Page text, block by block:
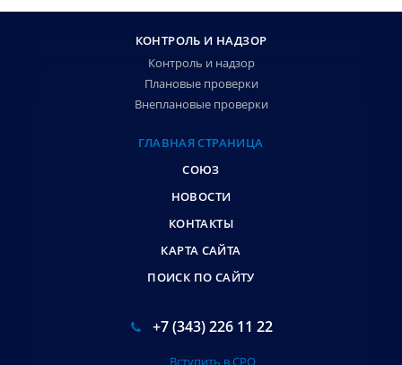
КОНТРОЛЬ И НАДЗОР
Контроль и надзор
Плановые проверки
Внеплановые проверки
ГЛАВНАЯ СТРАНИЦА
СОЮЗ
НОВОСТИ
КОНТАКТЫ
КАРТА САЙТА
ПОИСК ПО САЙТУ
+7 (343) 226 11 22
Вступить в СРО